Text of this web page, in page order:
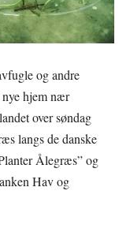
og andre
nye hjem nær
over søndag
langs de danske
Ålegræs” og
Hav og